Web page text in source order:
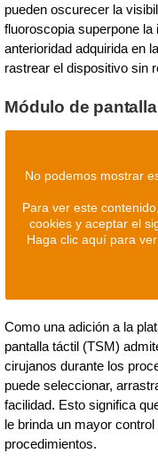
pueden oscurecer la
fluoroscopia superpone
anterioridad adquirida en
rastrear el dispositivo sin
Módulo de
No podemos mostrar
Para ver este
cookies y aceptar el
Haga clic aquí para
Como una adición a la
pantalla táctil (TSM)
cirujanos durante los
puede seleccionar,
facilidad. Esto significa
le brinda un mayor
procedimientos.